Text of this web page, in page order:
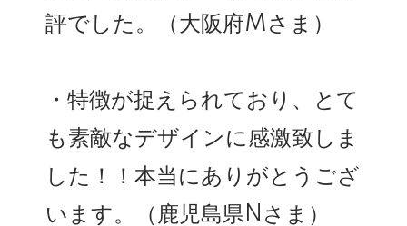
評でした。（大阪府Mさま）
・特徴が捉えられており、とて
も素敵なデザインに感激致しま
した！！本当にありがとうござ
います。（鹿児島県Nさま）